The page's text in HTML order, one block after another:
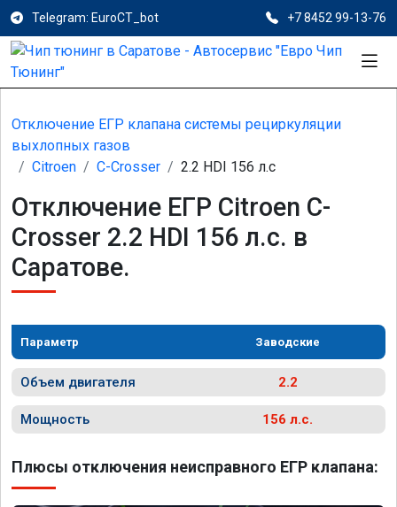
Telegram: EuroCT_bot +7 8452 99-13-76
Отключение ЕГР клапана системы рециркуляции
выхлопных газов
Citroen
C-Crosser 2.2 HDI 156 л.с
Отключение ЕГР Citroen C-
Crosser 2.2 HDI 156 л.с. в
Саратове.
Параметр Заводские
Объем двигателя 2.2
Мощность 156 л.с.
Плюсы отключения неисправного ЕГР клапана: